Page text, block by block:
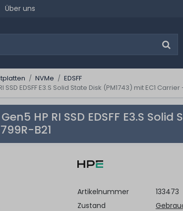
Über uns
NVMe
EDSFF
SSD EDSFF E3.S Solid State Disk (PM1743) mit EC1
HP RI SSD EDSFF E3.S
B21
Artikelnummer
133473
Zustand